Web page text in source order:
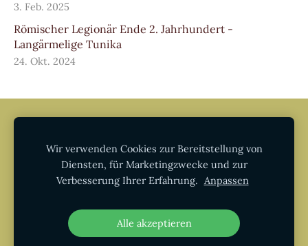
3. Feb. 2025
Römischer Legionär Ende 2. Jahrhundert -
Langärmelige Tunika
24. Okt. 2024
Informationen zur Echtheit von
Kundenbewertungen
Cookies
Wir verwenden Cookies zur Bereitstellung von
Diensten, für Marketingzwecke und zur
Verbesserung Ihrer Erfahrung. Anpassen
Alle akzeptieren